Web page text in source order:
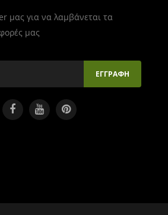
μας για να λαμβάνεται τα
μας